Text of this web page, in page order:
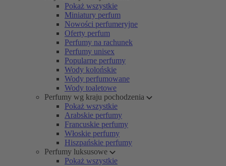
Pokaż wszystkie
Miniatury perfum
Nowości perfumeryjne
Oferty perfum
Perfumy na rachunek
Perfumy unisex
Popularne perfumy
Wody kolońskie
Wody perfumowane
Wody toaletowe
Perfumy wg kraju pochodzenia
Pokaż wszystkie
Arabskie perfumy
Francuskie perfumy
Włoskie perfumy
Hiszpańskie perfumy
Perfumy luksusowe
Pokaż wszystkie